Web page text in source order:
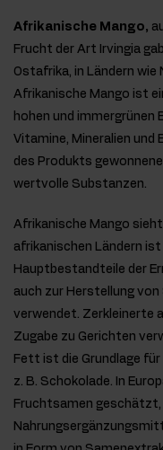
Afrikanische Mango,
Frucht der Art Irvingia
Ostafrika, in Ländern wie
Afrikanische Mango ist
hohen und immergrünen
Vitamine, Mineralien und
des Produkts
wertvolle Substanzen.
Afrikanische Mango
afrikanischen Ländern
Hauptbestandteile der
auch zur Herstellung
verwendet. Zerkleinerte
Zugabe zu Gerichten
Fett ist die Grundlage
z. B. Schokolade. In
Fruchtsamen